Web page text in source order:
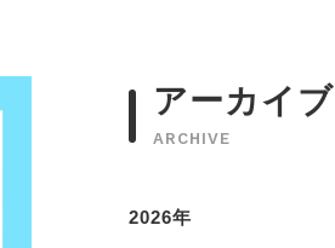
アーカイブ
ARCHIVE
2026年